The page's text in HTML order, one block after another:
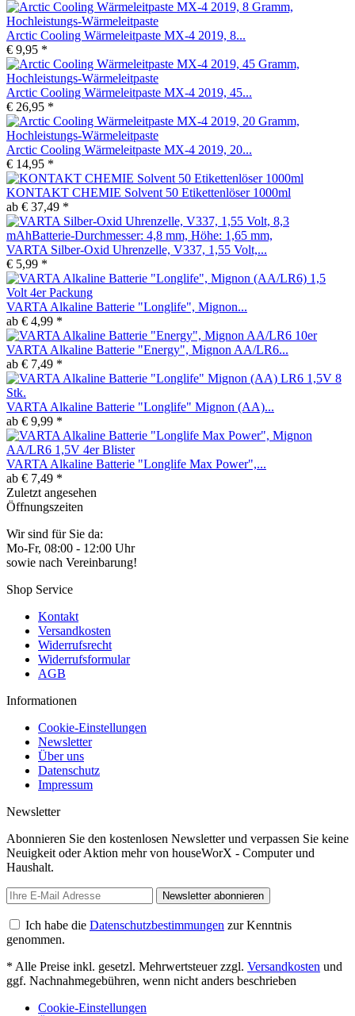
Arctic Cooling Wärmeleitpaste MX-4 2019, 8...
€ 9,95 *
Arctic Cooling Wärmeleitpaste MX-4 2019, 45...
€ 26,95 *
Arctic Cooling Wärmeleitpaste MX-4 2019, 20...
€ 14,95 *
KONTAKT CHEMIE Solvent 50 Etikettenlöser 1000ml
ab € 37,49 *
VARTA Silber-Oxid Uhrenzelle, V337, 1,55 Volt,...
€ 5,99 *
VARTA Alkaline Batterie "Longlife", Mignon...
ab € 4,99 *
VARTA Alkaline Batterie "Energy", Mignon AA/LR6...
ab € 7,49 *
VARTA Alkaline Batterie "Longlife" Mignon (AA)...
ab € 9,99 *
VARTA Alkaline Batterie "Longlife Max Power",...
ab € 7,49 *
Zuletzt angesehen
Öffnungszeiten
Wir sind für Sie da:
Mo-Fr, 08:00 - 12:00 Uhr
sowie nach Vereinbarung!
Shop Service
Kontakt
Versandkosten
Widerrufsrecht
Widerrufsformular
AGB
Informationen
Cookie-Einstellungen
Newsletter
Über uns
Datenschutz
Impressum
Newsletter
Abonnieren Sie den kostenlosen Newsletter und verpassen Sie keine
Neuigkeit oder Aktion mehr von houseWorX - Computer und
Haushalt.
Newsletter abonnieren
Ich habe die Datenschutzbestimmungen zur Kenntnis
genommen.
* Alle Preise inkl. gesetzl. Mehrwertsteuer zzgl. Versandkosten und
ggf. Nachnahmegebühren, wenn nicht anders beschrieben
Cookie-Einstellungen